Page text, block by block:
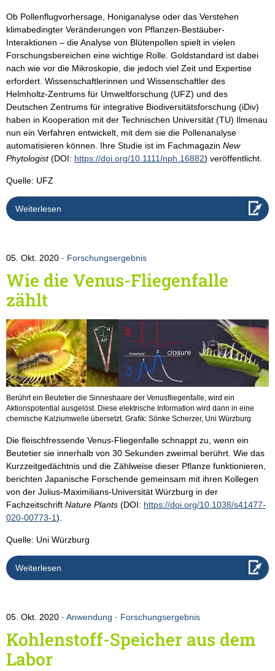
Ob Pollenflugvorhersage, Honiganalyse oder das Verstehen
klimabedingter Veränderungen von Pflanzen-Bestäuber-
Interaktionen – die Analyse von Blütenpollen spielt in vielen
Forschungsbereichen eine wichtige Rolle. Goldstandard ist dabei
nach wie vor die Mikroskopie, die jedoch viel Zeit und Expertise
erfordert. Wissenschaftlerinnen und Wissenschaftler des
Helmholtz-Zentrums für Umweltforschung (UFZ) und des
Deutschen Zentrums für integrative Biodiversitätsforschung (iDiv)
haben in Kooperation mit der Technischen Universität (TU) Ilmenau
nun ein Verfahren entwickelt, mit dem sie die Pollenanalyse
automatisieren können. Ihre Studie ist im Fachmagazin New
Phytologist(DOI: https://doi.org/10.1111/nph.16882) veröffentlicht.
Quelle: UFZ
Weiterlesen
05. Okt. 2020 Forschungsergebnis
Wie die Venus-Fliegenfalle
zählt
Berührt ein Beutetier die Sinneshaare der Venusfliegenfalle, wird ein
Aktionspotential ausgelöst. Diese elektrische Information wird dann in eine
chemische Kalziumwelle übersetzt. Grafik: Sönke Scherzer, Uni Würzburg
Die fleischfressende Venus-Fliegenfalle schnappt zu, wenn ein
Beutetier sie innerhalb von 30 Sekunden zweimal berührt. Wie das
Kurzzeitgedächtnis und die Zählweise dieser Pflanze funktionieren,
berichten Japanische Forschende gemeinsam mit ihren Kollegen
von der Julius-Maximilians-Universität Würzburg in der
Fachzeitschrift Nature Plants (DOI: https://doi.org/10.1038/s41477-
020-00773-1).
Quelle: Uni Würzburg
Weiterlesen
05. Okt. 2020 Anwendung · Forschungsergebnis
Kohlenstoff-Speicher aus dem
Labor